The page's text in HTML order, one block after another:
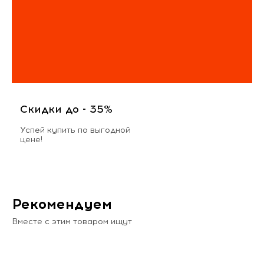
Скидки до - 35%
Успей купить по выгодной
цене!
Рекомендуем
Вместе с этим товаром ищут